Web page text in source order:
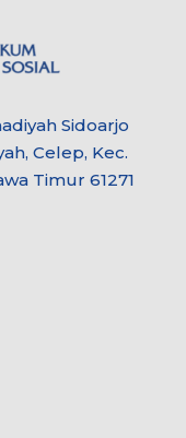
Sidoarjo
Celep, Kec.
Timur 61271